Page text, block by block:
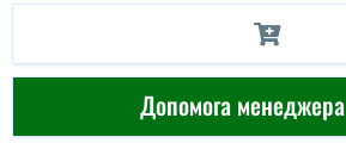
Допомога менеджера